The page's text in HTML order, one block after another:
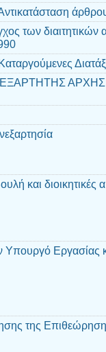
των
ΑΡΧΗΣ
και διοικητικές
Υπουργό
της